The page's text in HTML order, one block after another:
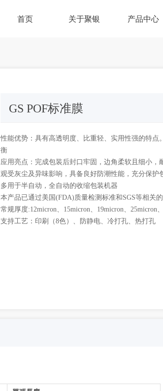
首页 关于聚银 产品中心
性能优势：具有高透明度、比重轻、实用性强的特
衡
应用亮点：完成包装后封口牢固，边角柔软且细小
观受灰尘及异味影响，具备良好防潮性能，充分保护
多用于半自动，全自动的收缩包装机器
本产品已通过美国(FDA)质量检测标准和SGS等相关
常规厚度:12micron、15micron、19micron、25micron
支持工艺：印刷（8色）、防静电、冷打孔、热打孔
GS POF标准膜